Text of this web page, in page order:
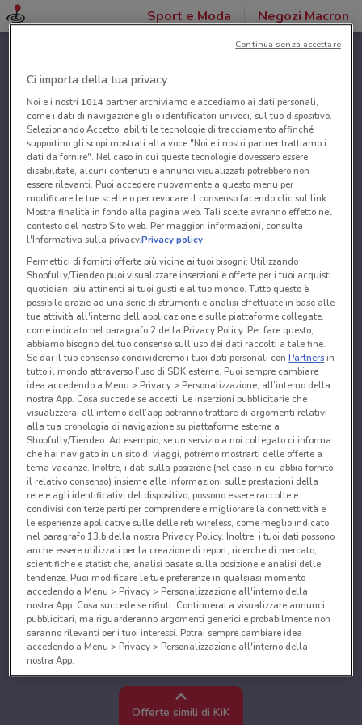
Sport e Moda Negozi Macron
Offerte simili di KiK
Ci importa della tua privacy
Noi e i nostri 1014partner archiviamo e accediamo ai dati personali,
come i dati di navigazione gli o identificatori univoci, sul tuo dispositivo.
Selezionando Accetto, abiliti le tecnologie di tracciamento affinché
supportino gli scopi mostrati alla voce "Noi e i nostri partner trattiamo i
dati da fornire". Nel caso in cui queste tecnologie dovessero essere
disabilitate, alcuni contenuti e annunci visualizzati potrebbero non
essere rilevanti. Puoi accedere nuovamente a questo menu per
modificare le tue scelte o per revocare il consenso facendo clic sul link
Mostra finalità in fondo alla pagina web. Tali scelte avranno effetto nel
contesto del nostro Sito web. Per maggiori informazioni, consulta
l'Informativa sulla privacy.Privacy policy
Permettici di fornirti offerte più vicine ai tuoi bisogni: Utilizzando
Shopfully/Tiendeo puoi visualizzare inserzioni e offerte per i tuoi acquisti
quotidiani più attinenti ai tuoi gusti e al tuo mondo. Tutto questo è
possibile grazie ad una serie di strumenti e analisi effettuate in base alle
tue attività all'interno dell'applicazione e sulle piattaforme collegate,
come indicato nel paragrafo 2 della Privacy Policy. Per fare questo,
abbiamo bisogno del tuo consenso sull'uso dei dati raccolti a tale fine.
Se dai il tuo consenso condivideremo i tuoi dati personali conPartnersin
tutto il mondo attraverso l’uso di SDK esterne. Puoi sempre cambiare
idea accedendo a Menu > Privacy > Personalizzazione, all’interno della
nostra App. Cosa succede se accetti: Le inserzioni pubblicitarie che
visualizzerai all'interno dell’app potranno trattare di argomenti relativi
alla tua cronologia di navigazione su piattaforme esterne a
Shopfully/Tiendeo. Ad esempio, se un servizio a noi collegato ci informa
che hai navigato in un sito di viaggi, potremo mostrarti delle offerte a
tema vacanze. Inoltre, i dati sulla posizione (nel caso in cui abbia fornito
il relativo consenso) insieme alle informazioni sulle prestazioni della
rete e agli identificativi del dispositivo, possono essere raccolte e
condivisi con terze parti per comprendere e migliorare la connettività e
le esperienze applicative sulle delle reti wireless, come meglio indicato
nel paragrafo 13.b della nostra Privacy Policy. Inoltre, i tuoi dati possono
anche essere utilizzati per la creazione di report, ricerche di mercato,
scientifiche e statistiche, analisi basate sulla posizione e analisi delle
tendenze. Puoi modificare le tue preferenze in qualsiasi momento
accedendo a Menu > Privacy > Personalizzazione all'interno della
nostra App. Cosa succede se rifiuti: Continuerai a visualizzare annunci
pubblicitari, ma riguarderanno argomenti generici e probabilmente non
saranno rilevanti per i tuoi interessi. Potrai sempre cambiare idea
accedendo a Menu > Privacy > Personalizzazione all'interno della
nostra App.
Noi e i nostri partner trattiamo i dati per fornire:
Utilizzare dati di geolocalizzazione precisi. Scansione attiva delle
caratteristiche del dispositivo ai fini dell’identificazione. Archiviare
Continua senza accettare